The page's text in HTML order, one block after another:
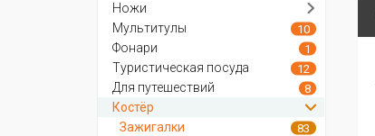
Ножи
Мультитулы
10
Фонари 1
Туристическая посуда 12
Для путешествий 8
Костёр
Зажигалки
83